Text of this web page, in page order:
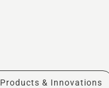
Products & Innovations